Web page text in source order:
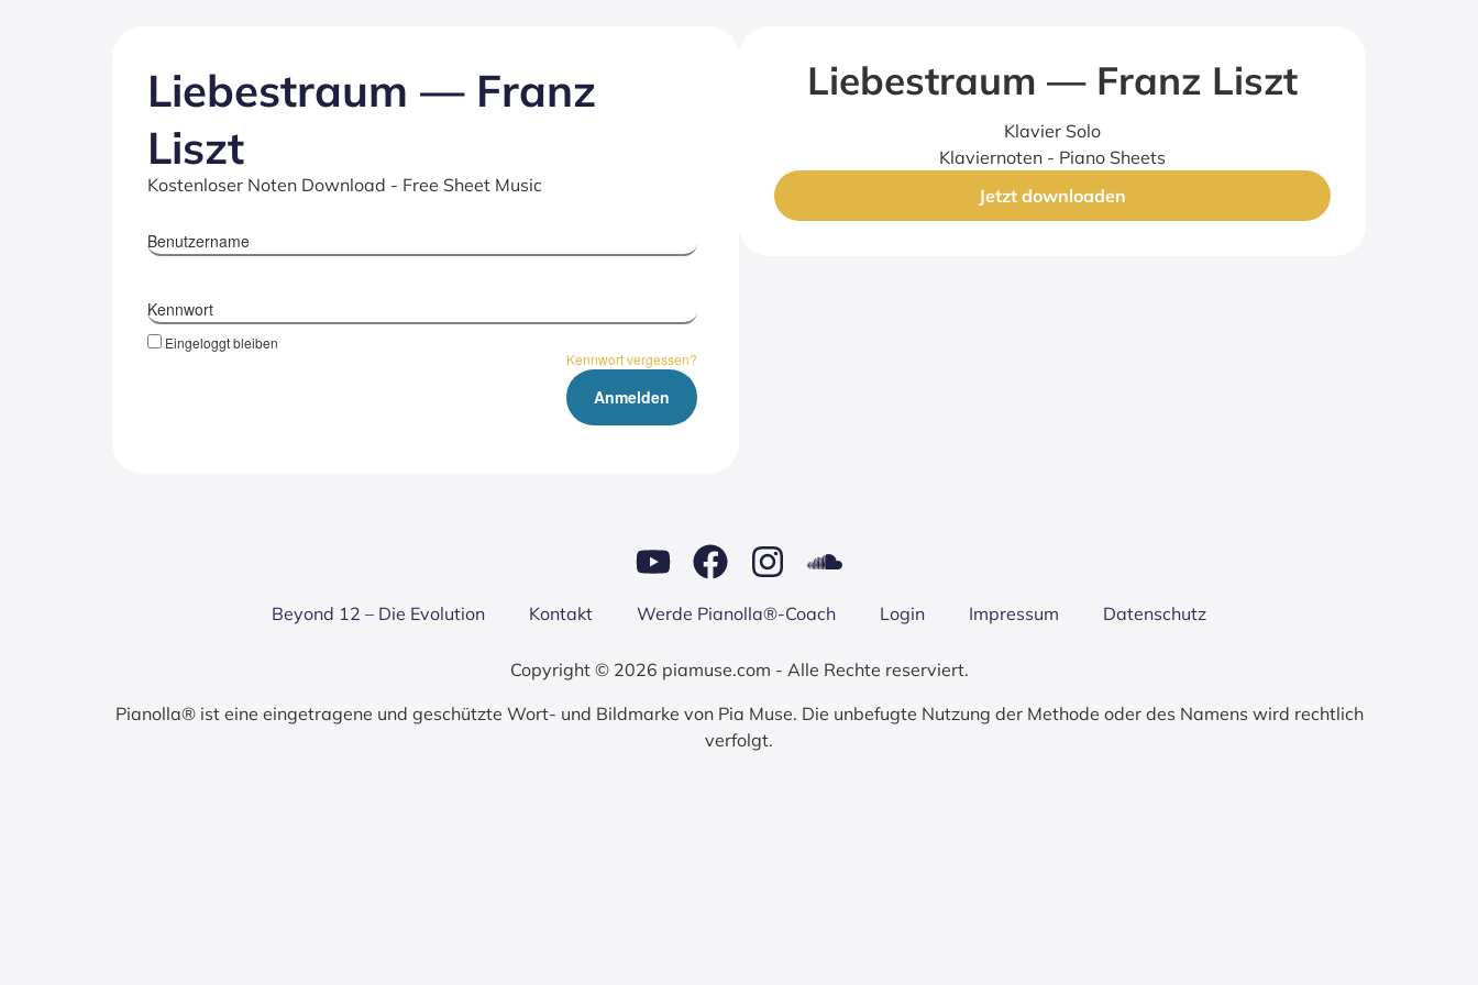
Lie­bes­traum — Franz
Liszt
Kostenloser Noten Download - Free Sheet Music
Benutzername
Kennwort
Eingeloggt bleiben
Kennwort vergessen?
Lie­bes­traum — Franz Liszt
Klavier Solo
Klaviernoten - Piano Sheets
Jetzt downloaden
Bey­ond 12 – Die Evo­lu­ti­on Kon­takt Wer­de Pianolla®-Coach Log­in Impres­sum Daten­schutz
Copyright © 2026 piamuse.com - Alle Rechte reserviert.
Pianolla® ist eine eingetragene und geschützte Wort- und Bildmarke von Pia Muse. Die unbefugte Nutzung der Methode oder des Namens wird rechtlich
verfolgt.